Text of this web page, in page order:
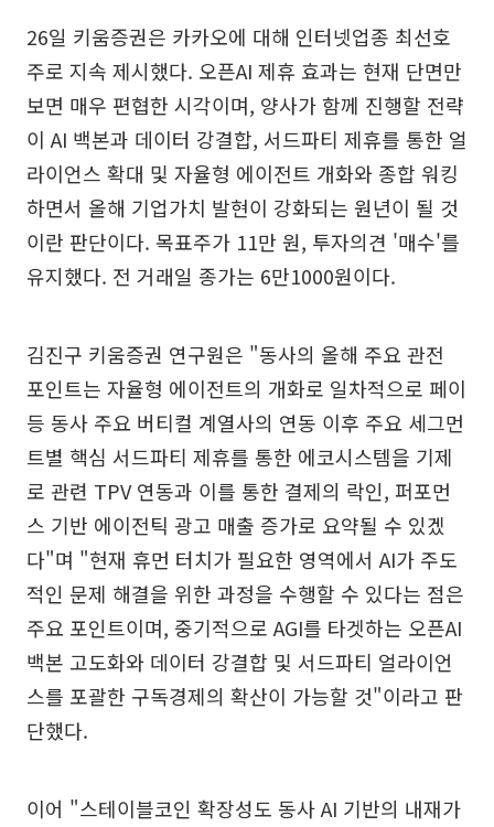
26일 키움증권은 카카오에 대해 인터넷업종 최선호
주로 지속 제시했다. 오픈AI 제휴 효과는 현재 단면만
보면 매우 편협한 시각이며, 양사가 함께 진행할 전략
이 AI 백본과 데이터 강결합, 서드파티 제휴를 통한 얼
라이언스 확대 및 자율형 에이전트 개화와 종합 워킹
하면서 올해 기업가치 발현이 강화되는 원년이 될 것
이란 판단이다. 목표주가 11만 원, 투자의견 '매수'를
유지했다. 전 거래일 종가는 6만1000원이다.
김진구 키움증권 연구원은 "동사의 올해 주요 관전
포인트는 자율형 에이전트의 개화로 일차적으로 페이
등 동사 주요 버티컬 계열사의 연동 이후 주요 세그먼
트별 핵심 서드파티 제휴를 통한 에코시스템을 기제
로 관련 TPV 연동과 이를 통한 결제의 락인, 퍼포먼
스 기반 에이전틱 광고 매출 증가로 요약될 수 있겠
다"며 "현재 휴먼 터치가 필요한 영역에서 AI가 주도
적인 문제 해결을 위한 과정을 수행할 수 있다는 점은
주요 포인트이며, 중기적으로 AGI를 타겟하는 오픈AI
백본 고도화와 데이터 강결합 및 서드파티 얼라이언
스를 포괄한 구독경제의 확산이 가능할 것"이라고 판
단했다.
이어 "스테이블코인 확장성도 동사 AI 기반의 내재가